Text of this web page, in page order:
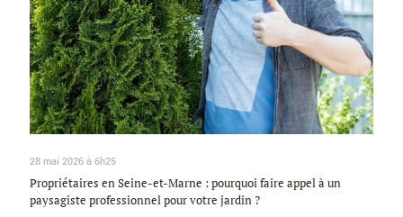
28 mai 2026 à 6h25
Propriétaires en Seine-et-Marne : pourquoi faire appel à un
paysagiste professionnel pour votre jardin ?